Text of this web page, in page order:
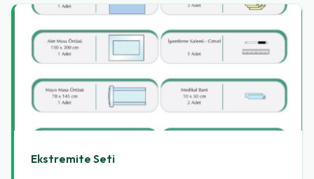
Ekstremite Seti